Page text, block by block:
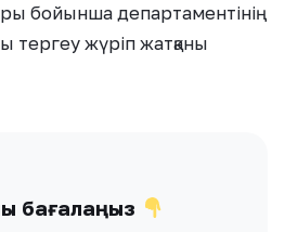
бойынша департаментінің
тергеу жүріп жатқаны
бағалаңыз